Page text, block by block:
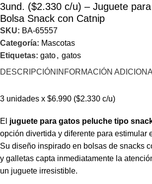
3und. ($2.330 c/u) – Juguete
Bolsa Snack con Catnip
SKU: BA-65557
Categoría: Mascotas
Etiquetas: gato, gatos
DESCRIPCIÓN INFORMACIÓN
3 unidades x $6.990 ($2.330 c/u)
El juguete para gatos peluche tipo
opción divertida y diferente para estimular
Su diseño inspirado en bolsas de snacks
y galletas capta inmediatamente la
un juguete irresistible.